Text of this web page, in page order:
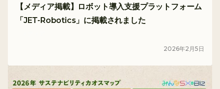
【メディア掲載】ロボット導入支援プラットフォーム
「JET-Robotics」に掲載されました
2026年2 月5 日